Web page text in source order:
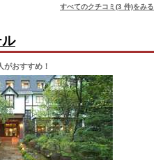
すべてのクチコミ(3 件)をみる
がおすすめ！